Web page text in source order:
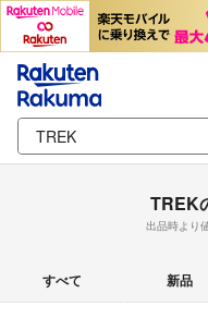
TREK
出品時より
すべて 新品